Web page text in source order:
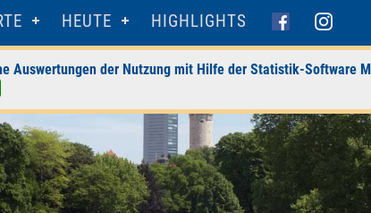
HEUTE HIGHLIGHTS
Auswertungen der Nutzung mit Hilfe der Statistik-Software